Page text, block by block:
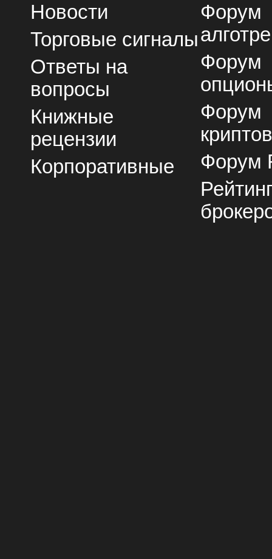
Новости
Торговые сигналы
Ответы на
вопросы
Книжные
рецензии
Корпоративные
Форум
Форум
Форум
Форум